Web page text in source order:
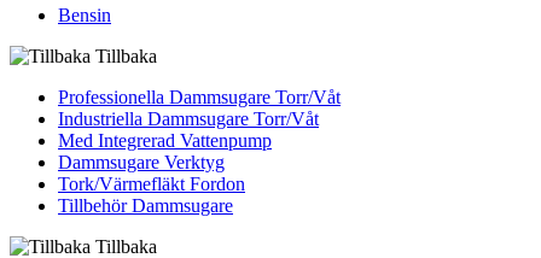
Bensin
Tillbaka
Professionella Dammsugare Torr/Våt
Industriella Dammsugare Torr/Våt
Med Integrerad Vattenpump
Dammsugare Verktyg
Tork/Värmefläkt Fordon
Tillbehör Dammsugare
Tillbaka